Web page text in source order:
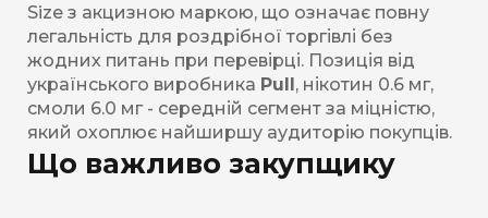
Size з акцизною маркою, що означає повну
легальність для роздрібної торгівлі без
жодних питань при перевірці. Позиція від
українського виробника Pull, нікотин 0.6 мг,
смоли 6.0 мг - середній сегмент за міцністю,
який охоплює найширшу аудиторію покупців.
Що важливо закупщику